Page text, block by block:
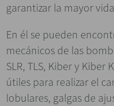
garantizar la mayor
En él se pueden
mecánicos de las
SLR, TLS, Kiber y
útiles para realizar el
lobulares, galgas de